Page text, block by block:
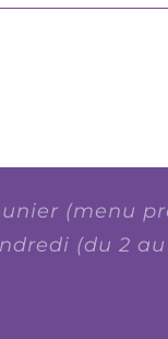
(menu
(du 2 au